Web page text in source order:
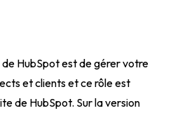
HubSpot est de gérer votre
et clients et ce rôle est
de HubSpot. Sur la version